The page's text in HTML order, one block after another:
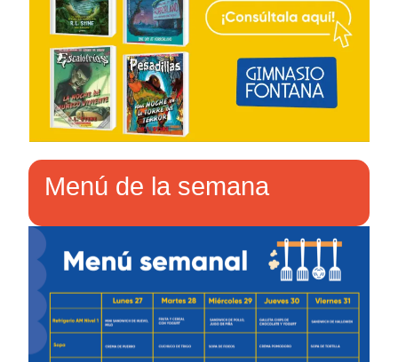
Menú de la semana